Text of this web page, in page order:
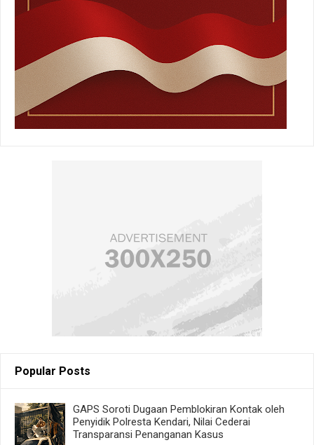
Popular Posts
GAPS Soroti Dugaan Pemblokiran Kontak oleh
Penyidik Polresta Kendari, Nilai Cederai
Transparansi Penanganan Kasus